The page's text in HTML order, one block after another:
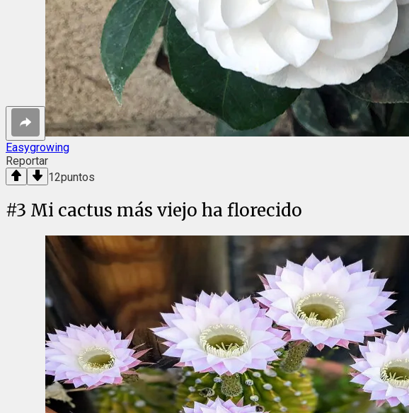
Easygrowing
Reportar
12puntos
#3 Mi cactus más viejo ha florecido